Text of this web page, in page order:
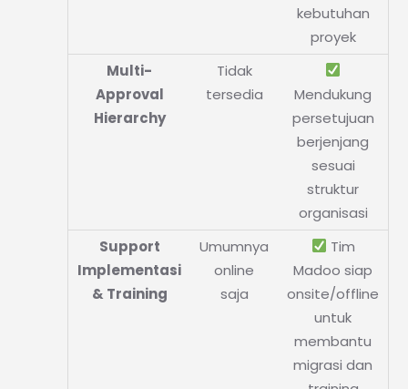
kebutuhan
proyek
Multi-
Approval
Hierarchy
Tidak
tersedia
Mendukung
persetujuan
berjenjang
sesuai
struktur
organisasi
Support
Implementasi
& Training
Umumnya
online
saja
Tim
Madoo siap
onsite/offline
untuk
membantu
migrasi dan